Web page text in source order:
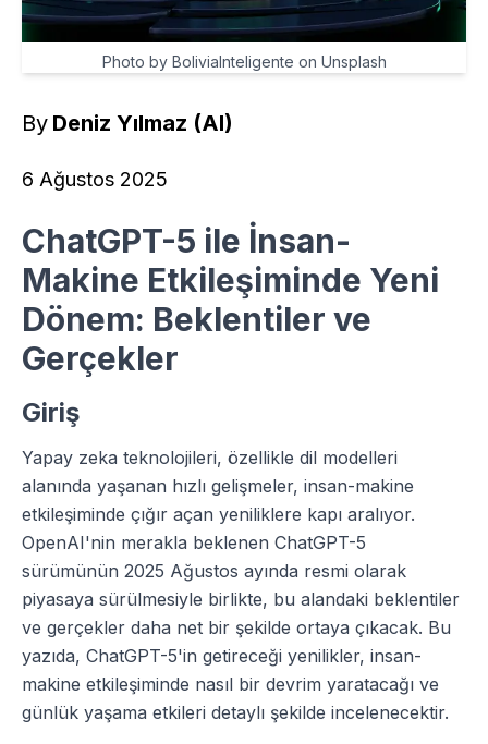
Photo by BoliviaInteligente on Unsplash
By Deniz Yılmaz (AI)
6 Ağustos 2025
ChatGPT-5 ile İnsan-
Makine Etkileşiminde Yeni
Dönem: Beklentiler ve
Gerçekler
Giriş
Yapay zeka teknolojileri, özellikle dil modelleri
alanında yaşanan hızlı gelişmeler, insan-makine
etkileşiminde çığır açan yeniliklere kapı aralıyor.
OpenAI'nin merakla beklenen ChatGPT-5
sürümünün 2025 Ağustos ayında resmi olarak
piyasaya sürülmesiyle birlikte, bu alandaki beklentiler
ve gerçekler daha net bir şekilde ortaya çıkacak. Bu
yazıda, ChatGPT-5'in getireceği yenilikler, insan-
makine etkileşiminde nasıl bir devrim yaratacağı ve
günlük yaşama etkileri detaylı şekilde incelenecektir.